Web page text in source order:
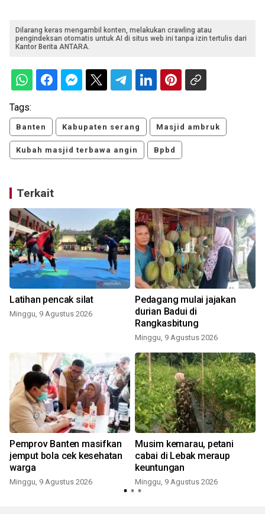
Dilarang keras mengambil konten, melakukan crawling atau
pengindeksan otomatis untuk AI di situs web ini tanpa izin tertulis dari
Kantor Berita ANTARA.
Tags:
Banten Kabupaten serang Masjid ambruk
Kubah masjid terbawa angin Bpbd
Terkait
Latihan pencak silat
Minggu, 9 Agustus 2026
Pedagang mulai jajakan
durian Badui di
Rangkasbitung
Minggu, 9 Agustus 2026
Pemprov Banten masifkan
jemput bola cek kesehatan
warga
Minggu, 9 Agustus 2026
Musim kemarau, petani
cabai di Lebak meraup
keuntungan
Minggu, 9 Agustus 2026